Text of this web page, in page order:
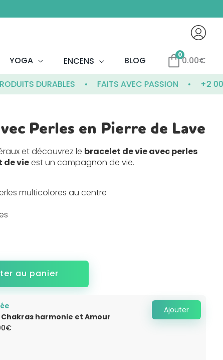
YOGA ENCENS BLOG
0
0.00€
DURABLES FAITS AVEC PASSION +2 000
Perles en Pierre de Lave
et découvrez le bracelet de vie avec perles
de vieest un compagnon de vie.
multicolores au centre
au panier
harmonie et Amour
€Le
prix
Ajouter